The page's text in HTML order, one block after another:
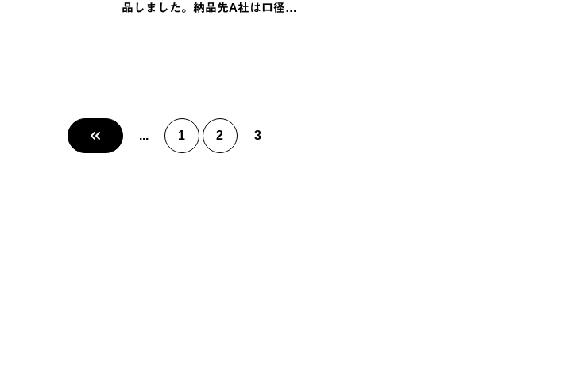
品しました。納品先A社は口径…
« ... 1 2 3